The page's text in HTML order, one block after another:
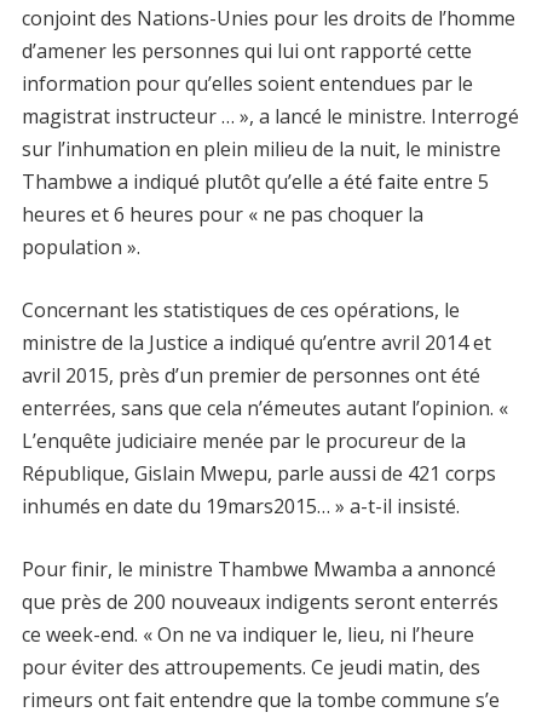
conjoint des Nations-Unies pour les droits de l’homme
d’amener les personnes qui lui ont rapporté cette
information pour qu’elles soient entendues par le
magistrat instructeur … », a lancé le ministre. Interrogé
sur l’inhumation en plein milieu de la nuit, le ministre
Thambwe a indiqué plutôt qu’elle a été faite entre 5
heures et 6 heures pour « ne pas choquer la
population ».
Concernant les statistiques de ces opérations, le
ministre de la Justice a indiqué qu’entre avril 2014 et
avril 2015, près d’un premier de personnes ont été
enterrées, sans que cela n’émeutes autant l’opinion. «
L’enquête judiciaire menée par le procureur de la
République, Gislain Mwepu, parle aussi de 421 corps
inhumés en date du 19mars2015… » a-t-il insisté.
Pour finir, le ministre Thambwe Mwamba a annoncé
que près de 200 nouveaux indigents seront enterrés
ce week-end. « On ne va indiquer le, lieu, ni l’heure
pour éviter des attroupements. Ce jeudi matin, des
rimeurs ont fait entendre que la tombe commune s’e